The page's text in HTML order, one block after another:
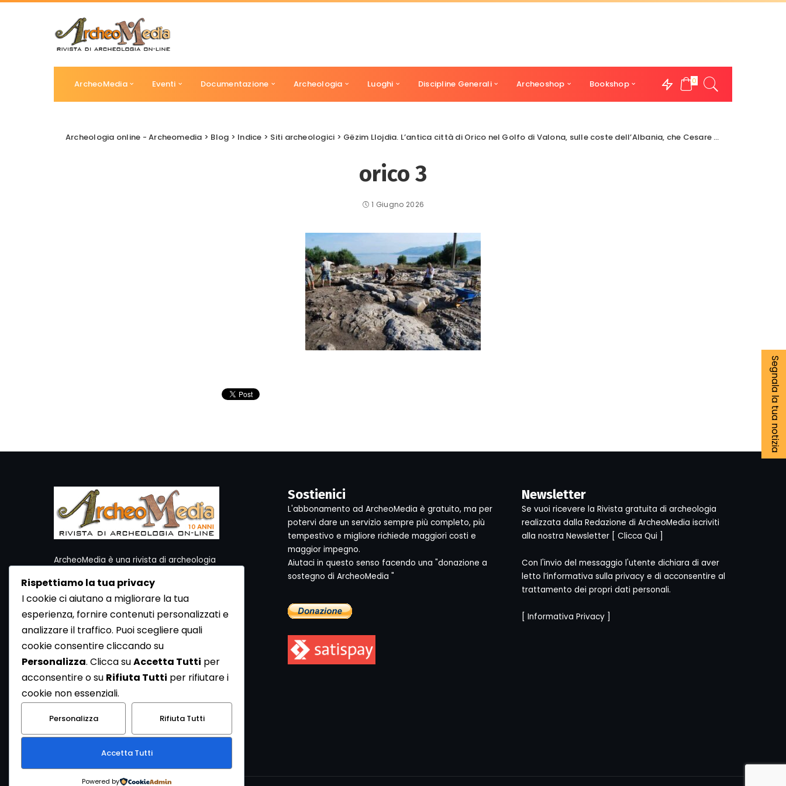
ArcheoMedia Eventi Documentazione Archeologia Luoghi Discipline Generali Archeoshop Bookshop 0
Archeologia online - Archeomedia > Blog > Indice > Siti archeologici > Gëzim Llojdia. L’antica città di Orico nel Golfo di Valona, sulle coste dell’Albania, che Cesare conquistò senza combattere.
orico 3
1 Giugno 2026
Segnala la tua notizia
ArcheoMedia è una rivista di archeologia
Per contattare la Redazione potete utilizzare i
seguenti recapiti:
Redazione ArcheoMedia c/o Mediares S.c.
Via Gioberti 80/D - 10128 Torino
Tel 011.5806363 - Fax 011.5808561
http://www.mediares.to.it
http://www.didatticatorino.it
Sostienici
L'abbonamento ad ArcheoMedia è gratuito, ma per
potervi dare un servizio sempre più completo, più
tempestivo e migliore richiede maggiori costi e
maggior impegno.
Aiutaci in questo senso facendo una "donazione a
sostegno di ArcheoMedia "
Newsletter
Se vuoi ricevere la Rivista gratuita di archeologia
realizzata dalla Redazione di ArcheoMedia iscriviti
alla nostra Newsletter [ Clicca Qui ]
Con l'invio del messaggio l'utente dichiara di aver
letto l’informativa sulla privacy e di acconsentire al
trattamento dei propri dati personali.
[ Informativa Privacy]
Rispettiamo la tua privacy
I cookie ci aiutano a migliorare la tua
esperienza, fornire contenuti personalizzati e
analizzare il traffico. Puoi scegliere quali
cookie consentire cliccando su
Personalizza. Clicca suAccetta Tutti per
acconsentire o su Rifiuta Tutti per rifiutare i
cookie non essenziali.
Personalizza Rifiuta Tutti
Accetta Tutti
Powered by